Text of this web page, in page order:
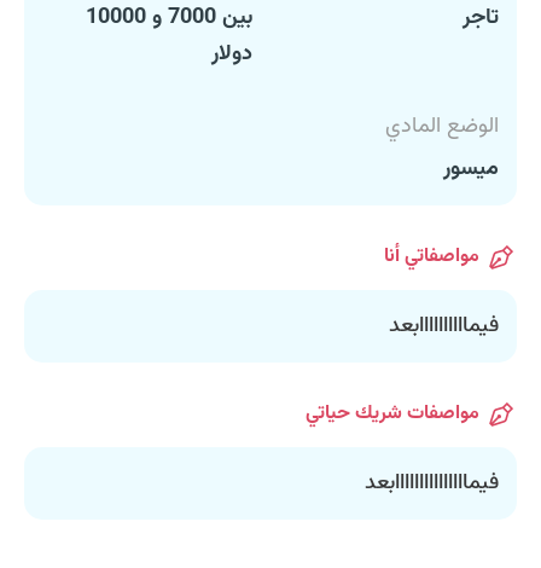
تاجر
بين 7000 و 10000
دولار
الوضع المادي
ميسور
مواصفاتي أنا
فيماااااااااابعد
مواصفات شريك حياتي
فيمااااااااااااااابعد